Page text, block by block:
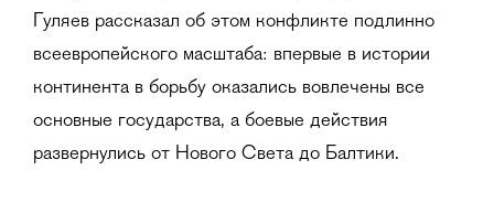
Гуляев рассказал об этом конфликте подлинно
всеевропейского масштаба: впервые в истории
континента в борьбу оказались вовлечены все
основные государства, а боевые действия
развернулись от Нового Света до Балтики.